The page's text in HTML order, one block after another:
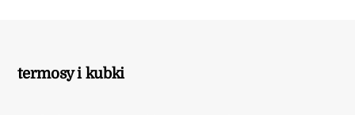
termosy i kubki